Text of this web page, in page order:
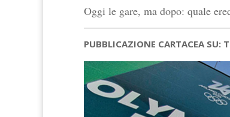
Oggi le gare, ma dopo: quale
PUBBLICAZIONE CARTACEA SU: